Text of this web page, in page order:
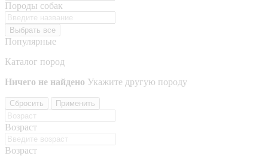
Породы собак
Выбрать все
Популярные
Каталог пород
Ничего не найдено Укажите другую породу
Сбросить Применить
Возраст
Возраст